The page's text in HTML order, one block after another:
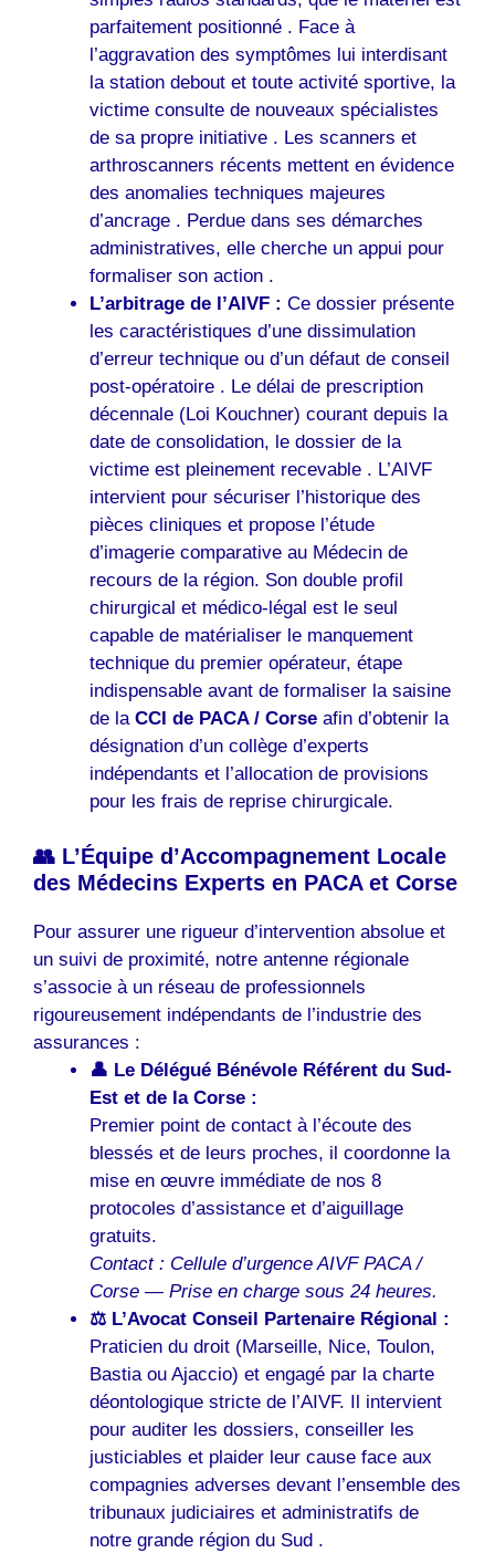
parfaitement positionné . Face à
l’aggravation des symptômes lui interdisant
la station debout et toute activité sportive, la
victime consulte de nouveaux spécialistes
de sa propre initiative . Les scanners et
arthroscanners récents mettent en évidence
des anomalies techniques majeures
d’ancrage . Perdue dans ses démarches
administratives, elle cherche un appui pour
formaliser son action .
L’arbitrage de l’AIVF : Ce dossier présente
les caractéristiques d’une dissimulation
d’erreur technique ou d’un défaut de conseil
post-opératoire . Le délai de prescription
décennale (Loi Kouchner) courant depuis la
date de consolidation, le dossier de la
victime est pleinement recevable . L’AIVF
intervient pour sécuriser l’historique des
pièces cliniques et propose l’étude
d’imagerie comparative au Médecin de
recours de la région. Son double profil
chirurgical et médico-légal est le seul
capable de matérialiser le manquement
technique du premier opérateur, étape
indispensable avant de formaliser la saisine
de la CCI de PACA / Corse afin d’obtenir la
désignation d’un collège d’experts
indépendants et l’allocation de provisions
pour les frais de reprise chirurgicale.
👥 L’Équipe d’Accompagnement Locale
des Médecins Experts en PACA et Corse
Pour assurer une rigueur d’intervention absolue et
un suivi de proximité, notre antenne régionale
s’associe à un réseau de professionnels
rigoureusement indépendants de l’industrie des
assurances :
👤 Le Délégué Bénévole Référent du Sud-
Est et de la Corse :
Premier point de contact à l’écoute des
blessés et de leurs proches, il coordonne la
mise en œuvre immédiate de nos 8
protocoles d’assistance et d’aiguillage
gratuits.
Contact : Cellule d’urgence AIVF PACA /
Corse — Prise en charge sous 24 heures.
⚖️ L’Avocat Conseil Partenaire Régional :
Praticien du droit (Marseille, Nice, Toulon,
Bastia ou Ajaccio) et engagé par la charte
déontologique stricte de l’AIVF. Il intervient
pour auditer les dossiers, conseiller les
justiciables et plaider leur cause face aux
compagnies adverses devant l’ensemble des
tribunaux judiciaires et administratifs de
notre grande région du Sud .